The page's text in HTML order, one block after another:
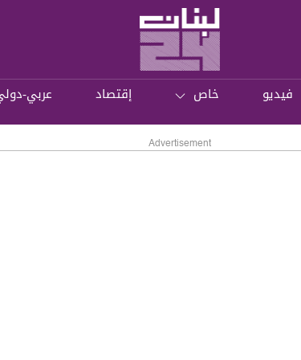
فيديو خاص إقتصاد عربي-
Advertisement